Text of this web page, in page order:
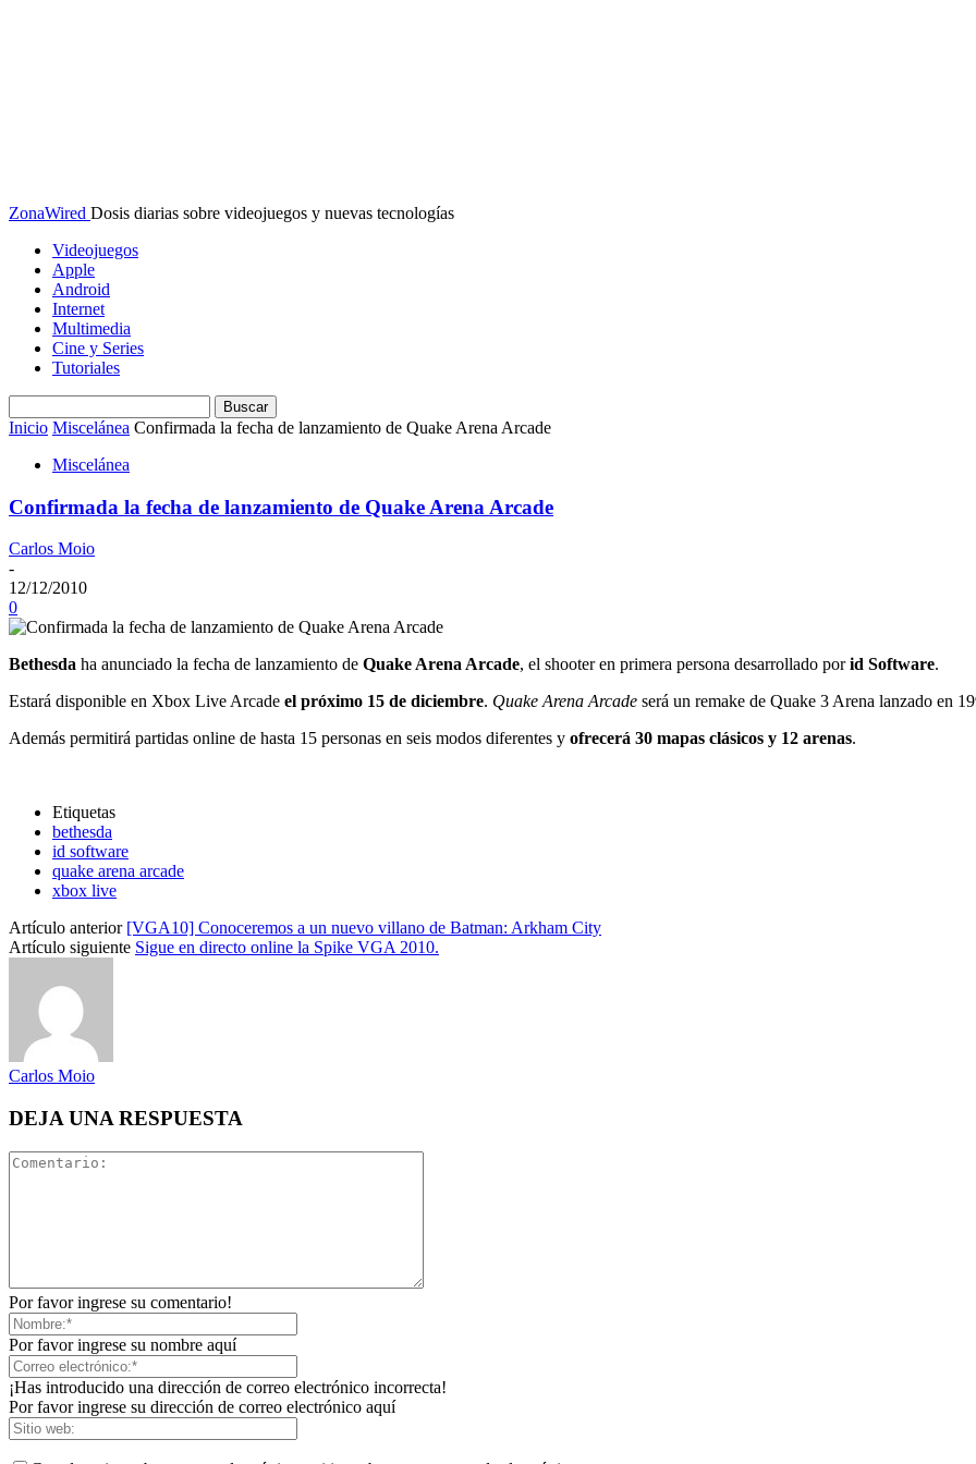
ZonaWired Dosis diarias sobre videojuegos y nuevas tecnologías
Videojuegos
Apple
Android
Internet
Multimedia
Cine y Series
Tutoriales
Inicio Miscelánea Confirmada la fecha de lanzamiento de Quake Arena Arcade
Miscelánea
Confirmada la fecha de lanzamiento de Quake Arena Arcade
Carlos Moio
-
12/12/2010
0
Bethesda ha anunciado la fecha de lanzamiento de Quake Arena Arcade, el shooter en primera persona desarrollado porid Software.
Estará disponible en Xbox Live Arcade el próximo 15 de diciembre. Quake Arena Arcade será un remake de Quake 3 Arena lanzado en
Además permitirá partidas online de hasta 15 personas en seis modos diferentes y ofrecerá 30 mapas clásicos y 12 arenas.
Etiquetas
bethesda
id software
quake arena arcade
xbox live
Artículo anterior [VGA10] Conoceremos a un nuevo villano de Batman: Arkham City
Artículo siguiente Sigue en directo online la Spike VGA 2010.
Carlos Moio
DEJA UNA RESPUESTA
Por favor ingrese su comentario!
Por favor ingrese su nombre aquí
¡Has introducido una dirección de correo electrónico incorrecta!
Por favor ingrese su dirección de correo electrónico aquí